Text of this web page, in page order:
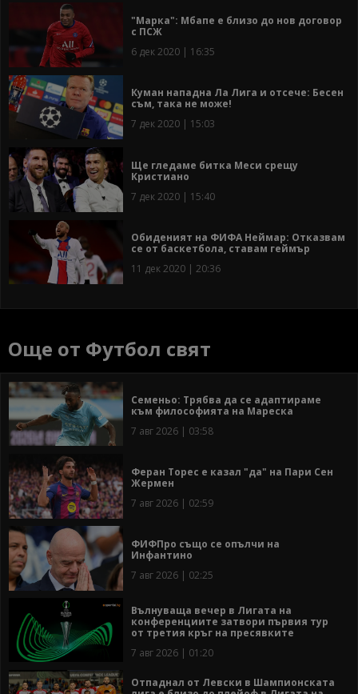
"Марка": Мбапе е близо до нов договор
с ПСЖ
6 дек 2020 | 16:35
Куман нападна Ла Лига и отсече: Бесен
съм, така не може!
7 дек 2020 | 15:03
Ще гледаме битка Меси срещу
Кристиано
7 дек 2020 | 15:40
Обиденият на ФИФА Неймар: Отказвам
се от баскетбола, ставам геймър
11 дек 2020 | 20:36
Още от Футбол свят
Семеньо: Трябва да се адаптираме
към философията на Мареска
7 авг 2026 | 03:58
Феран Торес е казал "да" на Пари Сен
Жермен
7 авг 2026 | 02:59
ФИФПро също се опълчи на
Инфантино
7 авг 2026 | 02:25
Вълнуваща вечер в Лигата на
конференциите затвори първия тур
от третия кръг на пресявките
7 авг 2026 | 01:20
Отпаднал от Левски в Шампионската